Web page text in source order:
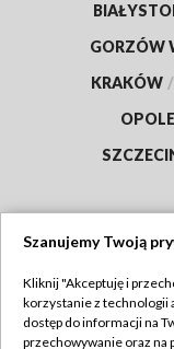
GORZÓW
KRAKÓW /
OPOLE
Abonament TVP
Szanujemy Twoją
Kliknij "Akceptuję i
korzystanie z technologii
dostęp do informacji na
przechowywanie oraz na